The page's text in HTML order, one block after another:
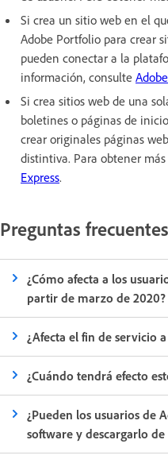
Si crea un sitio web en el
Adobe Portfolio para crear
pueden conectar a la
información, consulte
Si crea sitios web de una
boletines o páginas de
crear originales páginas
distintiva. Para obtener
Express.
Preguntas frecuentes
¿Cómo afecta a los
partir de marzo de 2020?
¿Afecta el fin de servicio
¿Cuándo tendrá efecto
¿Pueden los usuarios de
software y descargarlo de